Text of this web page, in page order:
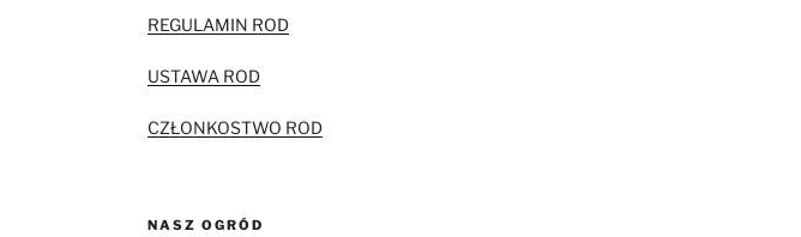
REGULAMIN ROD
USTAWA ROD
CZŁONKOSTWO ROD
NASZ OGRÓD